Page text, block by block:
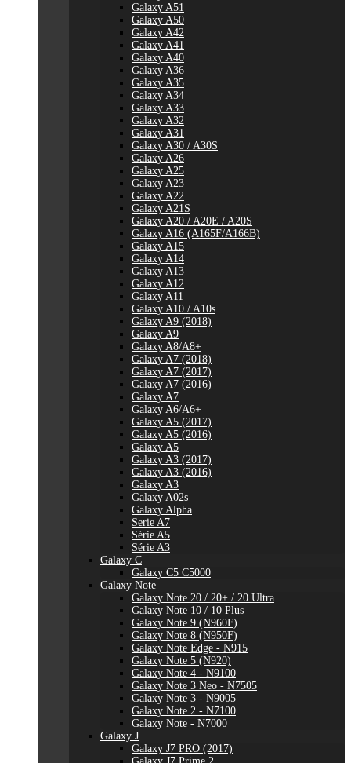
Galaxy A51
Galaxy A50
Galaxy A42
Galaxy A41
Galaxy A40
Galaxy A36
Galaxy A35
Galaxy A34
Galaxy A33
Galaxy A32
Galaxy A31
Galaxy A30 / A30S
Galaxy A26
Galaxy A25
Galaxy A23
Galaxy A22
Galaxy A21S
Galaxy A20 / A20E / A20S
Galaxy A16 (A165F/A166B)
Galaxy A15
Galaxy A14
Galaxy A13
Galaxy A12
Galaxy A11
Galaxy A10 / A10s
Galaxy A9 (2018)
Galaxy A9
Galaxy A8/A8+
Galaxy A7 (2018)
Galaxy A7 (2017)
Galaxy A7 (2016)
Galaxy A7
Galaxy A6/A6+
Galaxy A5 (2017)
Galaxy A5 (2016)
Galaxy A5
Galaxy A3 (2017)
Galaxy A3 (2016)
Galaxy A3
Galaxy A02s
Galaxy Alpha
Serie A7
Série A5
Série A3
Galaxy C
Galaxy C5 C5000
Galaxy Note
Galaxy Note 20 / 20+ / 20 Ultra
Galaxy Note 10 / 10 Plus
Galaxy Note 9 (N960F)
Galaxy Note 8 (N950F)
Galaxy Note Edge - N915
Galaxy Note 5 (N920)
Galaxy Note 4 - N9100
Galaxy Note 3 Neo - N7505
Galaxy Note 3 - N9005
Galaxy Note 2 - N7100
Galaxy Note - N7000
Galaxy J
Galaxy J7 PRO (2017)